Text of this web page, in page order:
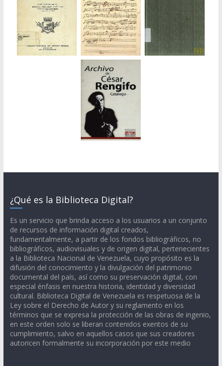
¿Qué es la Biblioteca Digital?
Es un servicio que brinda acceso a los usuarios a un conjunto
de recursos de información digital creados,
fundamentalmente, a partir de los fondos bibliográficos, no
bibliográficos, audiovisuales y de origen digital, pertenecientes
a la Biblioteca Nacional de Venezuela, cuyo propósito es la
difusión del conocimiento y la divulgación del patrimonio
documental del país, así como su preservación digital, con
especial énfasis en nuestra historia, identidad y diversidad
cultural. Biblioteca Digital de Venezuela es respetuosa de la
Ley sobre el Derecho de Autor y su reglamento en los
términos que se expresa la protección de las obras de ingenio,
en este orden solo se liberan contenidos exentos de su
cumplimiento, salvo en aquellos casos que sus creadores
autoricen formalmente su incorporación por este medio